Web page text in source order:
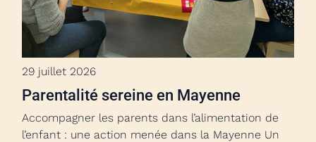
29 juillet 2026
Parentalité sereine en Mayenne
Accompagner les parents dans l’alimentation de
l’enfant : une action menée dans la Mayenne Un